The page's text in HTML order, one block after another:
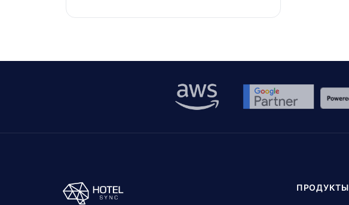
небольшим и бутик-отелям нужны
80% бронирований отелей сегодня
эффективные системы бронирования и
управления важны как никогда […]
ПРОДУКТЫ